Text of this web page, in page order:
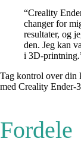
“Creality
changer for
resultater, og
den. Jeg kan
i 3D-
Tag kontrol over din
med Creality Ender-
Fordele